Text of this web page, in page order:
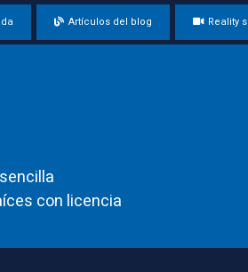
Artículos del blog Reality
con licencia